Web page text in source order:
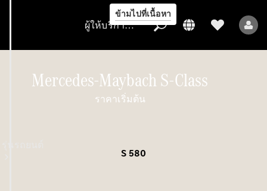
ข้ามไปที่เนื้อหา
ผู้ให้บริการ/การคุ้มครองข้อมูล
Mercedes-Maybach S-Class
ราคาเริ่มต้น
S 580